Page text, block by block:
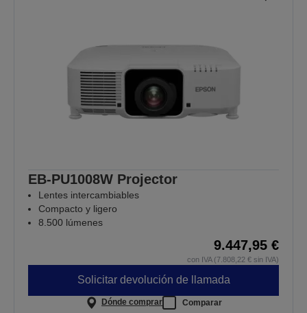
EB-PU1008W Projector
Lentes intercambiables
Compacto y ligero
8.500 lúmenes
9.447,95 €
con IVA (7.808,22 € sin IVA)
Solicitar devolución de llamada
Dónde comprar Comparar